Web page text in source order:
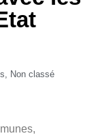
, Non classé